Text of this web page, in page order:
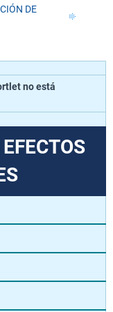
DE
no está